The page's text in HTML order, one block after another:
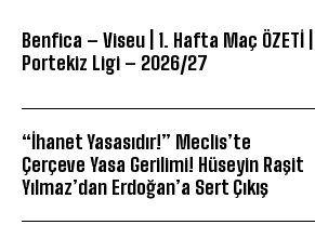
Benfica – Viseu | 1. Hafta Maç ÖZETİ |
Portekiz Ligi – 2026/27
“İhanet Yasasıdır!” Meclis’te
Çerçeve Yasa Gerilimi! Hüseyin Raşit
Yılmaz’dan Erdoğan’a Sert Çıkış